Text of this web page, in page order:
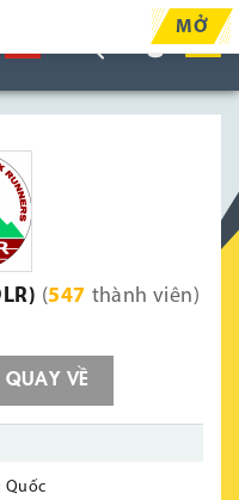
(547 thành viên)
QUAY VỀ
Quốc
MỞ